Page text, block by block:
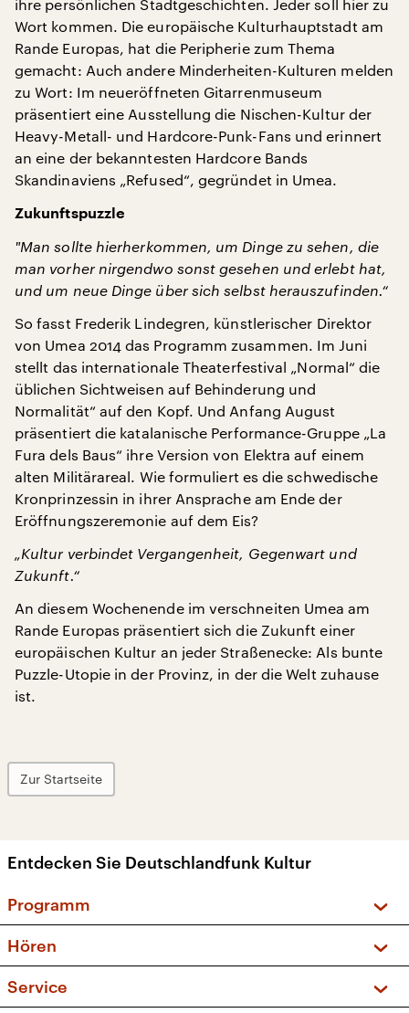
ihre persönlichen Stadtgeschichten. Jeder soll hier zu
Wort kommen. Die europäische Kulturhauptstadt am
Rande Europas, hat die Peripherie zum Thema
gemacht: Auch andere Minderheiten-Kulturen melden
zu Wort: Im neueröffneten Gitarrenmuseum
präsentiert eine Ausstellung die Nischen-Kultur der
Heavy-Metall- und Hardcore-Punk-Fans und erinnert
an eine der bekanntesten Hardcore Bands
Skandinaviens „Refused“, gegründet in Umea.
Zukunftspuzzle
"Man sollte hierherkommen, um Dinge zu sehen, die
man vorher nirgendwo sonst gesehen und erlebt hat,
und um neue Dinge über sich selbst herauszufinden.“
So fasst Frederik Lindegren, künstlerischer Direktor
von Umea 2014 das Programm zusammen. Im Juni
stellt das internationale Theaterfestival „Normal“ die
üblichen Sichtweisen auf Behinderung und
Normalität“ auf den Kopf. Und Anfang August
präsentiert die katalanische Performance-Gruppe „La
Fura dels Baus“ ihre Version von Elektra auf einem
alten Militärareal. Wie formuliert es die schwedische
Kronprinzessin in ihrer Ansprache am Ende der
Eröffnungszeremonie auf dem Eis?
„Kultur verbindet Vergangenheit, Gegenwart und
Zukunft.“
An diesem Wochenende im verschneiten Umea am
Rande Europas präsentiert sich die Zukunft einer
europäischen Kultur an jeder Straßenecke: Als bunte
Puzzle-Utopie in der Provinz, in der die Welt zuhause
ist.
Zur Startseite
Entdecken Sie Deutschlandfunk Kultur
Programm
Sendungen und Podcasts
Musikliste
Hören
Frequenzen (UKW + DAB+)
Service